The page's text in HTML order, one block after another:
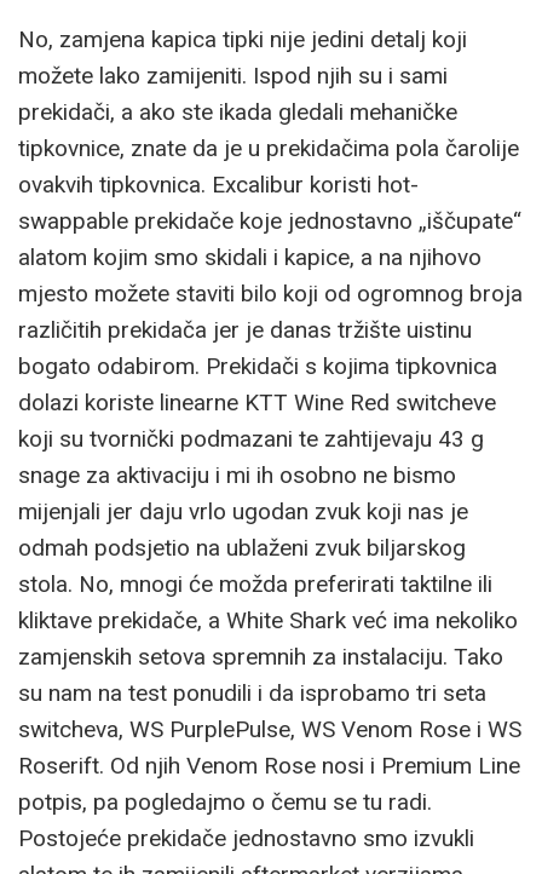
No, zamjena kapica tipki nije jedini detalj koji
možete lako zamijeniti. Ispod njih su i sami
prekidači, a ako ste ikada gledali mehaničke
tipkovnice, znate da je u prekidačima pola čarolije
ovakvih tipkovnica. Excalibur koristi hot-
swappable prekidače koje jednostavno „iščupate“
alatom kojim smo skidali i kapice, a na njihovo
mjesto možete staviti bilo koji od ogromnog broja
različitih prekidača jer je danas tržište uistinu
bogato odabirom. Prekidači s kojima tipkovnica
dolazi koriste linearne KTT Wine Red switcheve
koji su tvornički podmazani te zahtijevaju 43 g
snage za aktivaciju i mi ih osobno ne bismo
mijenjali jer daju vrlo ugodan zvuk koji nas je
odmah podsjetio na ublaženi zvuk biljarskog
stola. No, mnogi će možda preferirati taktilne ili
kliktave prekidače, a White Shark već ima nekoliko
zamjenskih setova spremnih za instalaciju. Tako
su nam na test ponudili i da isprobamo tri seta
switcheva, WS PurplePulse, WS Venom Rose i WS
Roserift. Od njih Venom Rose nosi i Premium Line
potpis, pa pogledajmo o čemu se tu radi.
Postojeće prekidače jednostavno smo izvukli